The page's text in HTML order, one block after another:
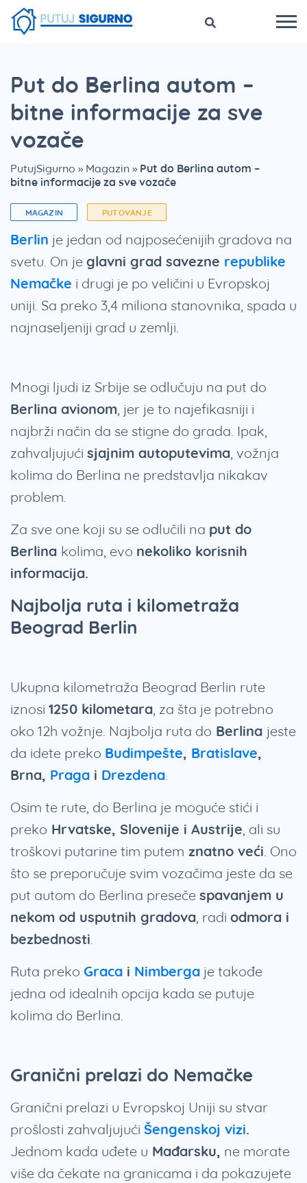
Put do Berlina autom –
bitne informacije za sve
vozače
PutujSigurno » Magazin » Put do Berlina autom –
bitne informacije za sve vozače
MAGAZIN PUTOVANJE
Berlin je jedan od najposećenijih gradova na
svetu. On je glavni grad savezne republike
Nemačke i drugi je po veličini u Evropskoj
uniji. Sa preko 3,4 miliona stanovnika, spada u
najnaseljeniji grad u zemlji.
Mnogi ljudi iz Srbije se odlučuju na put do
Berlina avionom, jer je to najefikasniji i
najbrži način da se stigne do grada. Ipak,
zahvaljujući sjajnim autoputevima, vožnja
kolima do Berlina ne predstavlja nikakav
problem.
Za sve one koji su se odlučili na put do
Berlina kolima, evo nekoliko korisnih
informacija.
Najbolja ruta i kilometraža
Beograd Berlin
Ukupna kilometraža Beograd Berlin rute
iznosi 1250 kilometara, za šta je potrebno
oko 12h vožnje. Najbolja ruta do Berlina jeste
da idete preko Budimpešte, Bratislave,
Brna, Praga i Drezdena.
Osim te rute, do Berlina je moguće stići i
preko Hrvatske, Slovenije i Austrije, ali su
troškovi putarine tim putem znatno veći. Ono
što se preporučuje svim vozačima jeste da se
put autom do Berlina preseče spavanjem u
nekom od usputnih gradova, radi odmora i
bezbednosti.
Ruta preko Graca i Nimberga je takođe
jedna od idealnih opcija kada se putuje
kolima do Berlina.
Granični prelazi do Nemačke
Granični prelazi u Evropskoj Uniji su stvar
prošlosti zahvaljujući Šengenskoj vizi.
Jednom kada uđete u Mađarsku, ne morate
više da čekate na granicama i da pokazujete